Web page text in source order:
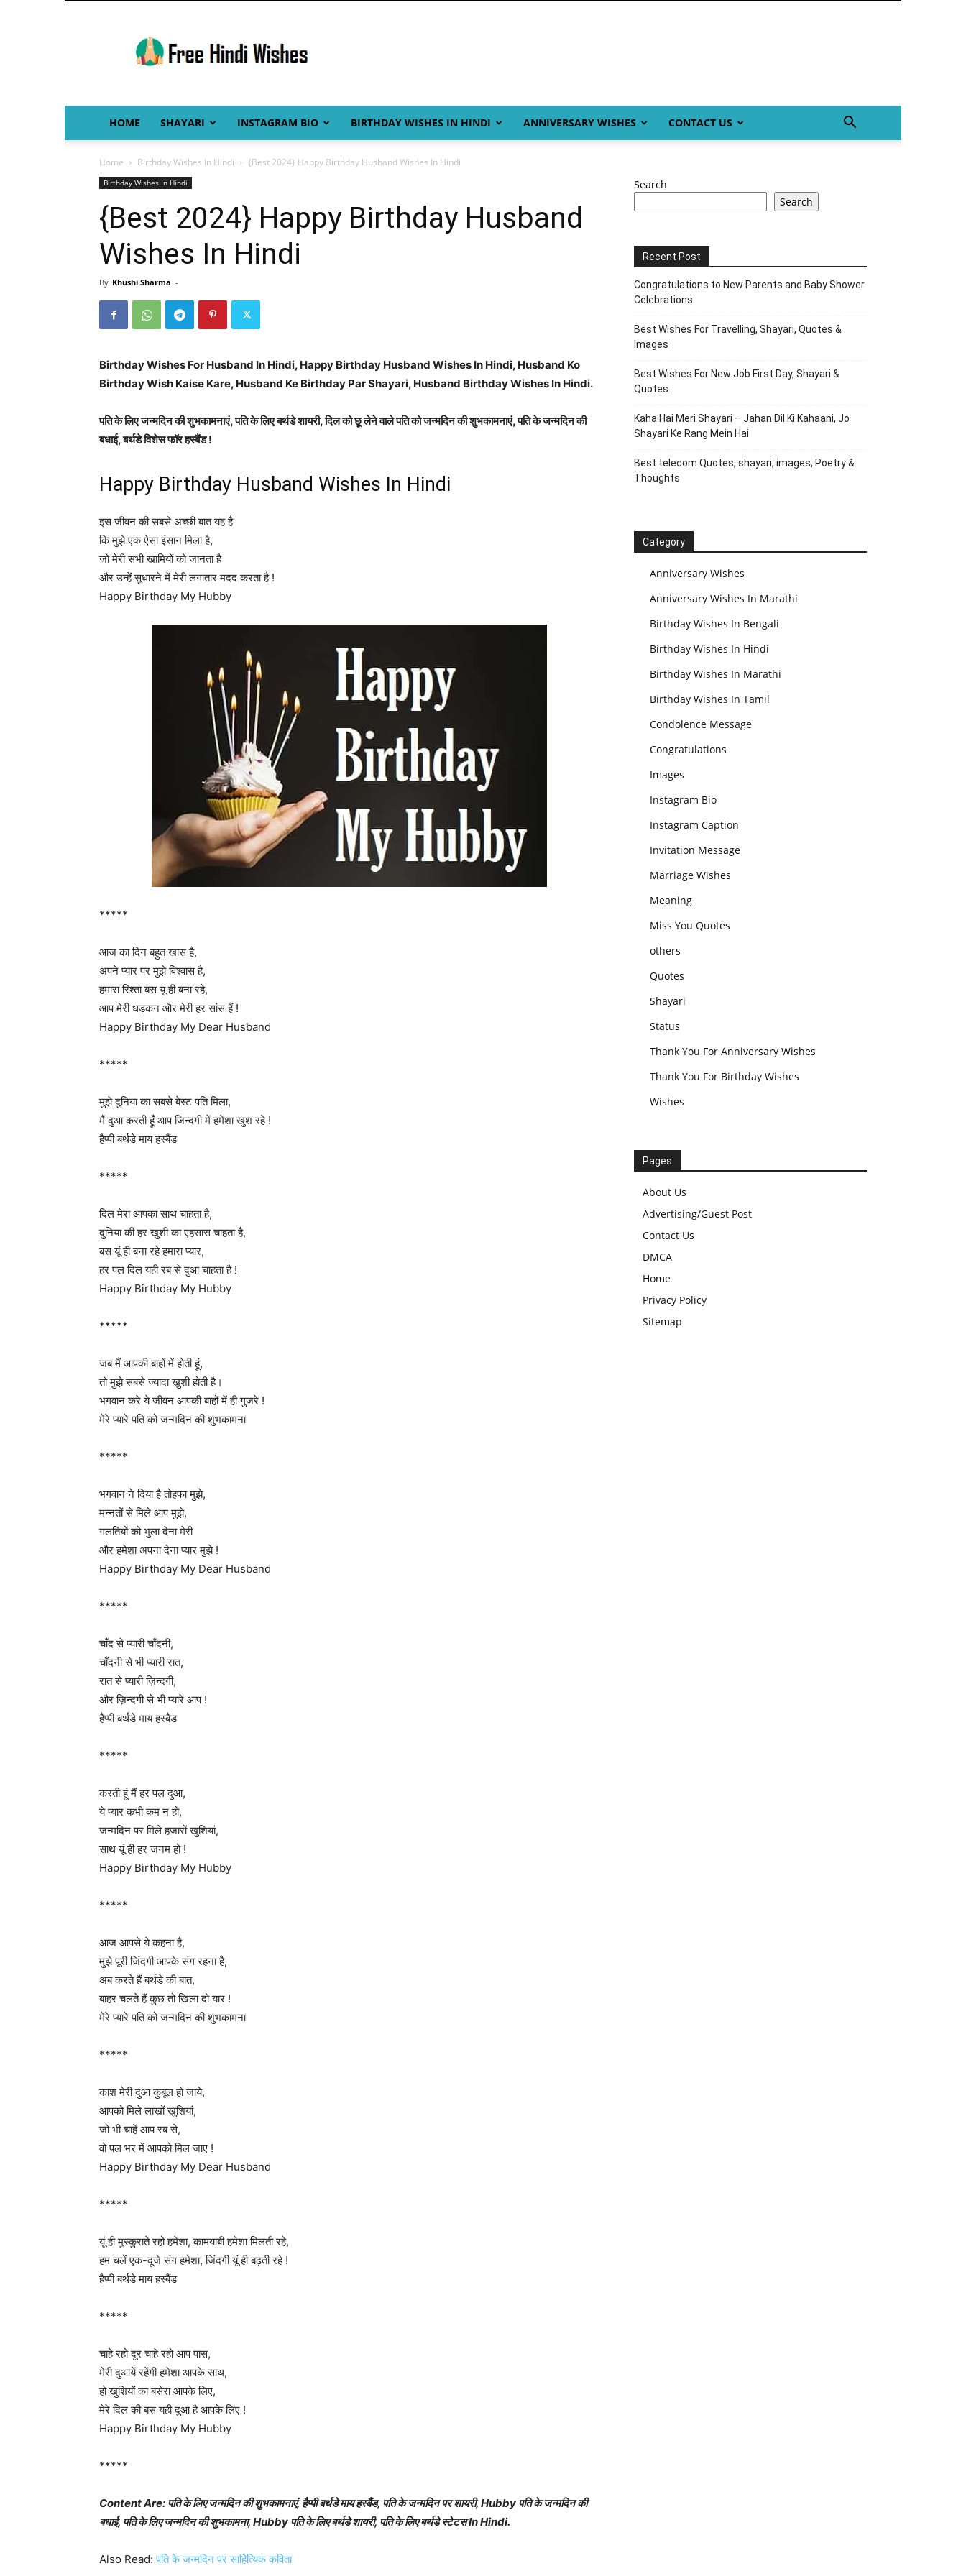
Hindi
Wishes
HOME SHAYARI INSTAGRAM BIO BIRTHDAY WISHES IN HINDI ANNIVERSARY WISHES CONTACT US
Home Birthday Wishes In Hindi {Best 2024} Happy Birthday Husband Wishes In Hindi
Birthday Wishes In Hindi
{Best 2024} Happy Birthday Husband
Wishes In Hindi
By Khushi Sharma -
Birthday Wishes For Husband In Hindi, Happy Birthday Husband Wishes In Hindi, Husband Ko
Birthday Wish Kaise Kare, Husband Ke Birthday Par Shayari, Husband Birthday Wishes In Hindi.
पति के लिए जन्मदिन की शुभकामनाएं, पति के लिए बर्थडे शायरी, दिल को छू लेने वाले पति को जन्मदिन की शुभकामनाएं, पति के जन्मदिन की
बधाई, बर्थडे विशेस फॉर हस्बैंड !
Happy Birthday Husband Wishes In Hindi
इस जीवन की सबसे अच्छी बात यह है
कि मुझे एक ऐसा इंसान मिला है,
जो मेरी सभी खामियों को जानता है
और उन्हें सुधारने में मेरी लगातार मदद करता है !
Happy Birthday My Hubby
*****
आज का दिन बहुत खास है,
अपने प्यार पर मुझे विश्वास है,
हमारा रिश्ता बस यूं ही बना रहे,
आप मेरी धड़कन और मेरी हर सांस हैं !
Happy Birthday My Dear Husband
*****
मुझे दुनिया का सबसे बेस्ट पति मिला,
मैं दुआ करती हूँ आप जिन्दगी में हमेशा खुश रहे !
हैप्पी बर्थडे माय हस्बैंड
*****
दिल मेरा आपका साथ चाहता है,
दुनिया की हर खुशी का एहसास चाहता है,
बस यूं ही बना रहे हमारा प्यार,
हर पल दिल यही रब से दुआ चाहता है !
Happy Birthday My Hubby
*****
जब मैं आपकी बाहों में होती हूं,
तो मुझे सबसे ज्यादा खुशी होती है।
भगवान करे ये जीवन आपकी बाहों में ही गुजरे !
मेरे प्यारे पति को जन्मदिन की शुभकामना
*****
भगवान ने दिया है तोहफा मुझे,
मन्नतों से मिले आप मुझे,
गलतियों को भुला देना मेरी
और हमेशा अपना देना प्यार मुझे !
Happy Birthday My Dear Husband
*****
चाँद से प्यारी चाँदनी,
चाँदनी से भी प्यारी रात,
रात से प्यारी ज़िन्दगी,
और ज़िन्दगी से भी प्यारे आप !
हैप्पी बर्थडे माय हस्बैंड
*****
करती हूं मैं हर पल दुआ,
ये प्यार कभी कम न हो,
जन्मदिन पर मिले हजारों खुशियां,
साथ यूं ही हर जनम हो !
Happy Birthday My Hubby
*****
आज आपसे ये कहना है,
मुझे पूरी जिंदगी आपके संग रहना है,
अब करते हैं बर्थडे की बात,
बाहर चलते हैं कुछ तो खिला दो यार !
मेरे प्यारे पति को जन्मदिन की शुभकामना
*****
काश मेरी दुआ कुबूल हो जाये,
आपको मिले लाखों खुशियां,
जो भी चाहें आप रब से,
वो पल भर में आपको मिल जाए !
Happy Birthday My Dear Husband
*****
यूं ही मुस्कुराते रहो हमेशा, कामयाबी हमेशा मिलती रहे,
हम चलें एक-दूजे संग हमेशा, जिंदगी यूं ही बढ़ती रहे !
हैप्पी बर्थडे माय हस्बैंड
*****
चाहे रहो दूर चाहे रहो आप पास,
मेरी दुआयें रहेंगी हमेशा आपके साथ,
हो खुशियों का बसेरा आपके लिए,
मेरे दिल की बस यही दुआ है आपके लिए !
Happy Birthday My Hubby
*****
Content Are: पति के लिए जन्मदिन की शुभकामनाएं, हैप्पी बर्थडे माय हस्बैंड, पति के जन्मदिन पर शायरी, Hubby पति के जन्मदिन की
बधाई, पति के लिए जन्मदिन की शुभकामना, Hubby पति के लिए बर्थडे शायरी, पति के लिए बर्थडे स्टेटस In Hindi.
Also Read:पति के जन्मदिन पर साहित्यिक कविता
Search
Search
Recent Post
Congratulations to New Parents and Baby Shower
Celebrations
Best Wishes For Travelling, Shayari, Quotes &
Images
Best Wishes For New Job First Day, Shayari &
Quotes
Kaha Hai Meri Shayari – Jahan Dil Ki Kahaani, Jo
Shayari Ke Rang Mein Hai
Best telecom Quotes, shayari, images, Poetry &
Thoughts
Category
Anniversary Wishes
Anniversary Wishes In Marathi
Birthday Wishes In Bengali
Birthday Wishes In Hindi
Birthday Wishes In Marathi
Birthday Wishes In Tamil
Condolence Message
Congratulations
Images
Instagram Bio
Instagram Caption
Invitation Message
Marriage Wishes
Meaning
Miss You Quotes
others
Quotes
Shayari
Status
Thank You For Anniversary Wishes
Thank You For Birthday Wishes
Wishes
Pages
About Us
Advertising/Guest Post
Contact Us
DMCA
Home
Privacy Policy
Sitemap